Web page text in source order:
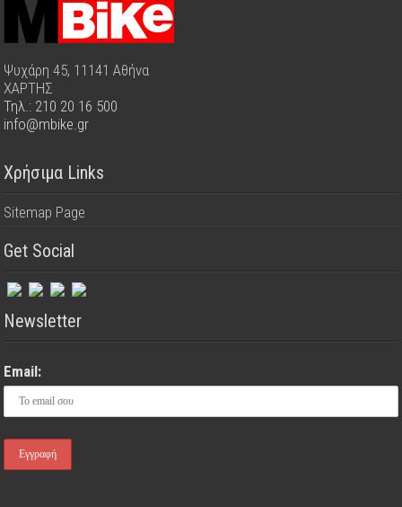
Ψυχάρη 45, 11141 Αθήνα
ΧΑΡΤΗΣ
Τηλ.: 210 20 16 500
info@mbike.gr
Χρήσιμα Links
Sitemap Page
Get Social
Newsletter
Email: